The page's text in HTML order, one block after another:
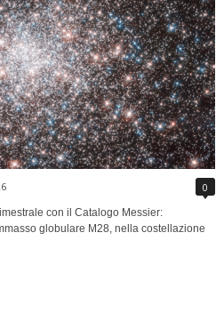
0
con il Catalogo Messier:
globulare M28, nella costellazione